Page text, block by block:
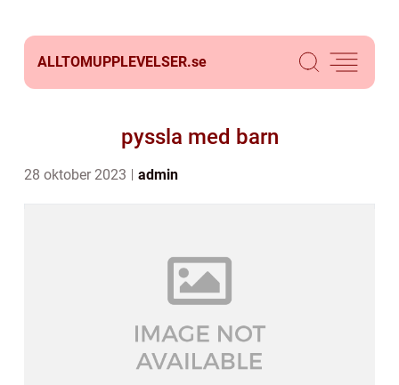
ALLTOMUPPLEVELSER.se
pyssla med barn
28 oktober 2023 admin